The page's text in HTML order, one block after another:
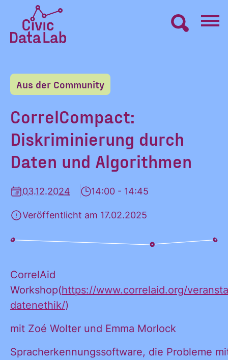
Inhalt
springen
Lab
Startseite
LERNEN
MACHEN
ÜBER UNS
Aus der Community
CorrelCompact:
Diskriminierung durch
Daten und Algorithmen
03.12.2024 14:00 - 14:45
Veröffentlicht am 17.02.2025
CorrelAid
Workshop(https://www.correlaid.org/
datenethik/)
mit Zoé Wolter und Emma Morlock
Spracherkennungssoftware, die Probleme